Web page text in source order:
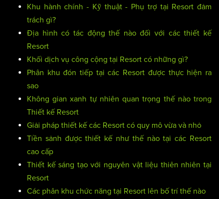
Khu hành chính - Kỹ thuật - Phụ trợ tại Resort đảm
trách gì?
Địa hình có tác động thế nào đối với các thiết kế
Resort
Khối dịch vụ công cộng tại Resort có những gì?
Phân khu đón tiếp tại các Resort được thực hiện ra
sao
Không gian xanh tự nhiên quan trọng thế nào trong
Thiết kế Resort
Giải pháp thiết kế các Resort có quy mô vừa và nhỏ
Tiền sảnh được thiết kế như thế nào tại các Resort
cao cấp
Thiết kế sáng tạo với nguyên vật liệu thiên nhiên tại
Resort
Các phân khu chức năng tại Resort lên bố trí thế nào